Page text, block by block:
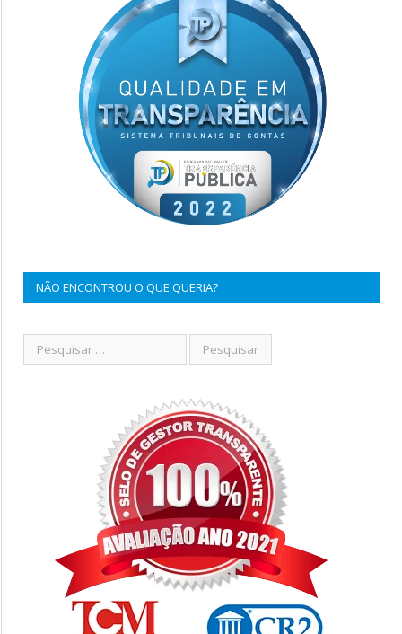
NÃO ENCONTROU O QUE QUERIA?